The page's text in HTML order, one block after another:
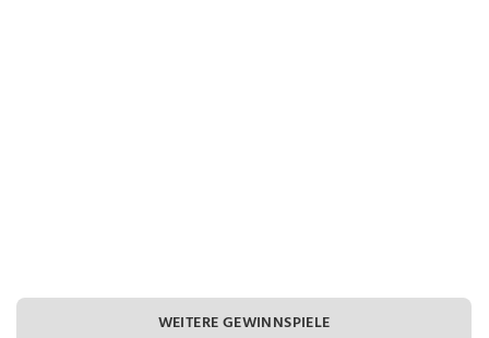
WEITERE GEWINNSPIELE